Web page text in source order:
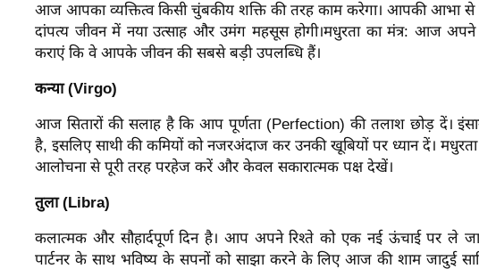
आज आपका व्यक्तित्व किसी चुंबकीय शक्ति की तरह काम करेगा। आपकी आभा से
दांपत्य जीवन में नया उत्साह और उमंग महसूस होगी।मधुरता का मंत्र: आज
कराएं कि वे आपके जीवन की सबसे बड़ी उपलब्धि हैं।
कन्या (Virgo)
आज सितारों की सलाह है कि आप पूर्णता (Perfection) की तलाश छोड़ दें।
है, इसलिए साथी की कमियों को नजरअंदाज कर उनकी खूबियों पर ध्यान दें।
आलोचना से पूरी तरह परहेज करें और केवल सकारात्मक पक्ष देखें।
तुला (Libra)
कलात्मक और सौहार्दपूर्ण दिन है। आप अपने रिश्ते को एक नई ऊंचाई पर ले
पार्टनर के साथ भविष्य के सपनों को साझा करने के लिए आज की शाम जादुई